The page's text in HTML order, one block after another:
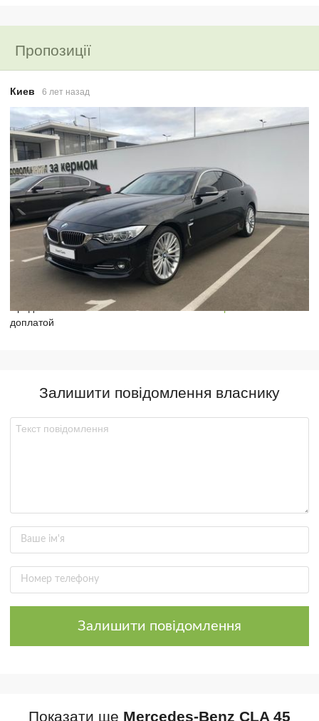
Пропозиції
Киев 6 лет назад
Предлагаю обмен наBMW 4 Series Gran Coupe 2017г.
доплатой
Залишити повідомлення власнику
Залишити повідомлення
Показати ще Mercedes-Benz CLA 45